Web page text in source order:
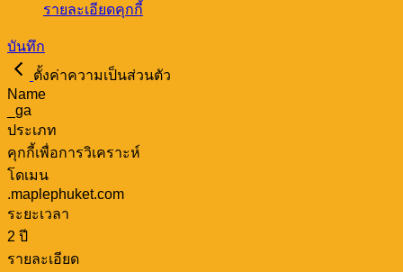
รายละเอียดคุกกี้
บันทึก
ตั้งค่าความเป็นส่วนตัว
Name
_ga
ประเภท
คุกกี้เพื่อการวิเคราะห์
โดเมน
.maplephuket.com
ระยะเวลา
2 ปี
รายละเอียด